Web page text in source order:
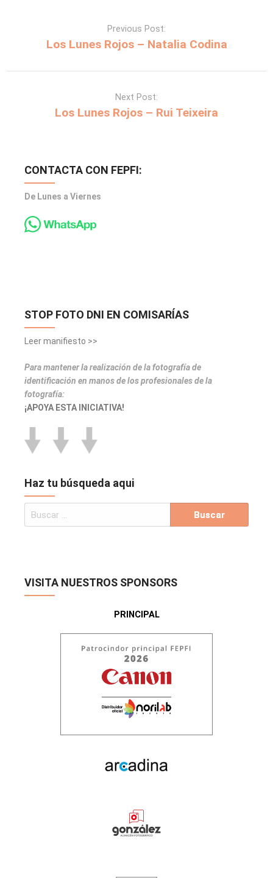
Previous Post:
Los Lunes Rojos – Natalia Codina
Next Post:
Los Lunes Rojos – Rui Teixeira
CONTACTA CON FEPFI:
De Lunes a Viernes
STOP FOTO DNI EN COMISARÍAS
Leer manifiesto >>
Para mantener la realización de la fotografía de
identificación en manos de los profesionales de la
fotografía:
¡APOYA ESTA INICIATIVA!
Haz tu búsqueda aqui
VISITA NUESTROS SPONSORS
PRINCIPAL